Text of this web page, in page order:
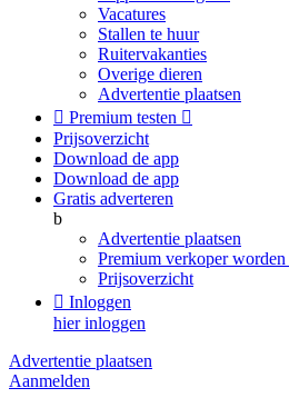
Vacatures
Stallen te huur
Ruitervakanties
Overige dieren
Advertentie plaatsen
 Premium testen 
Prijsoverzicht
Download de app
Download de app
Gratis adverteren
b
Advertentie plaatsen
Premium verkoper worden
Prijsoverzicht
 Inloggen
hier inloggen
Advertentie plaatsen
Aanmelden